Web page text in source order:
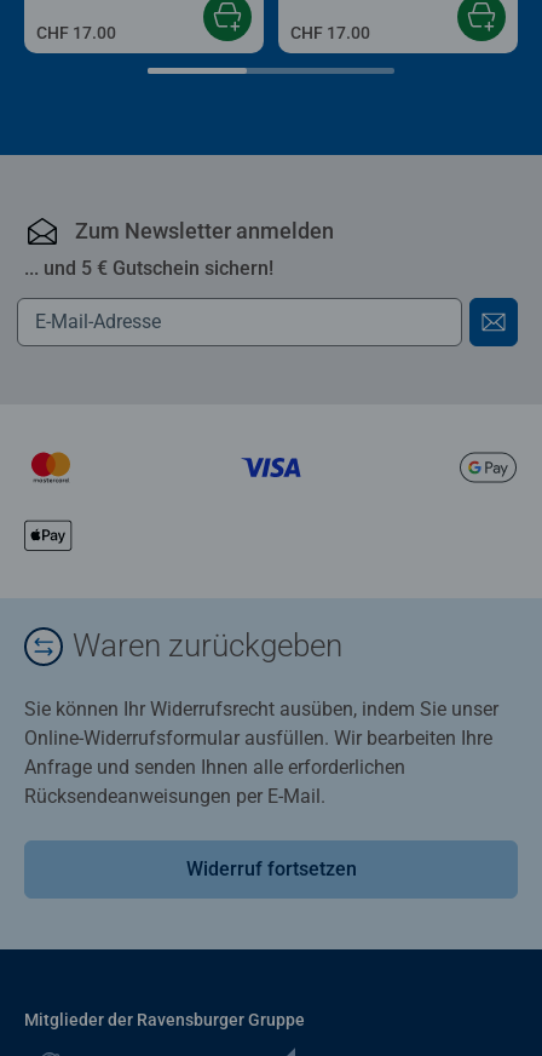
CHF 17.00 CHF 17.00
Zum Newsletter anmelden
... und 5 € Gutschein sichern!
Waren zurückgeben
Sie können Ihr Widerrufsrecht ausüben, indem Sie unser
Online-Widerrufsformular ausfüllen. Wir bearbeiten Ihre
Anfrage und senden Ihnen alle erforderlichen
Rücksendeanweisungen per E-Mail.
Widerruf fortsetzen
Mitglieder der Ravensburger Gruppe